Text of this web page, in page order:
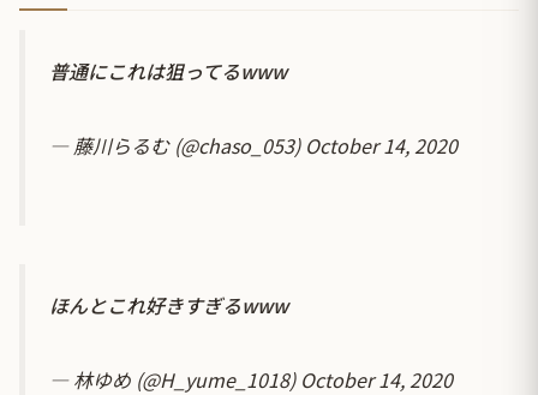
普通にこれは狙ってるwww
— 藤川らるむ (@chaso_053) October 14, 2020
ほんとこれ好きすぎるwww
— 林ゆめ (@H_yume_1018) October 14, 2020